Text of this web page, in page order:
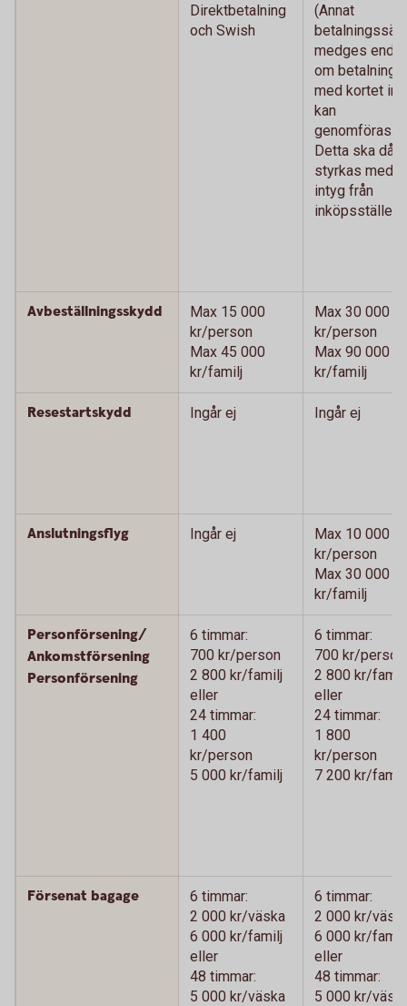
Direktbetalning
och Swish
(Annat
betalningssätt
medges
om betalning
med kortet
kan
genomföras.
Detta ska då
styrkas med
intyg från
inköpsstället.)
Avbeställningsskydd
Max 15 000
kr/person
Max 45 000
kr/familj
Max 30 000
kr/person
Max 90 000
kr/familj
Resestartskydd Ingår ej Ingår ej
Anslutningsflyg Ingår ej
Max 10 000
kr/person
Max 30 000
kr/familj
Personförsening/
Ankomstförsening
Personförsening
6 timmar:
700 kr/person
2 800 kr/familj
eller
24 timmar:
1 400
kr/person
5 000 kr/familj
6 timmar:
700 kr/person
2 800 kr/familj
eller
24 timmar:
1 800
kr/person
7 200 kr/familj
Försenat bagage
6 timmar:
2 000 kr/väska
6 000 kr/familj
eller
48 timmar:
5 000 kr/väska
6 timmar:
2 000 kr/
6 000 kr/familj
eller
48 timmar:
5 000 kr/